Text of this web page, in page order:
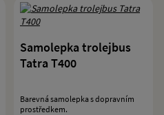
Samolepka trolejbus
Tatra T400
Barevná samolepka s dopravním
prostředkem.